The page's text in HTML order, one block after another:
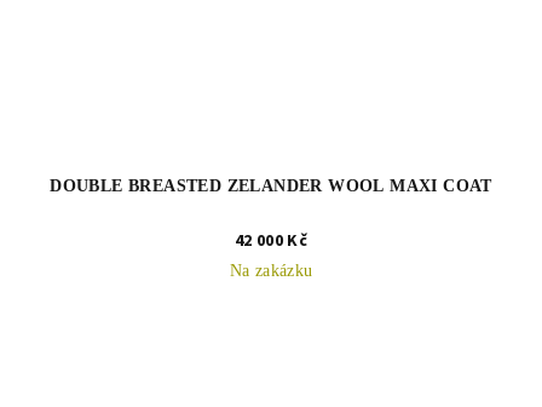
DOUBLE BREASTED ZELANDER WOOL MAXI COAT
42 000 Kč
Na zakázku